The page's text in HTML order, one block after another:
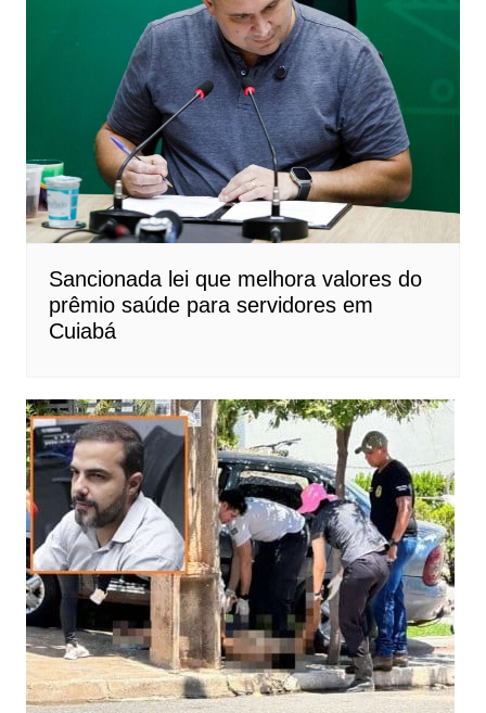
Sancionada lei que melhora valores do
prêmio saúde para servidores em
Cuiabá